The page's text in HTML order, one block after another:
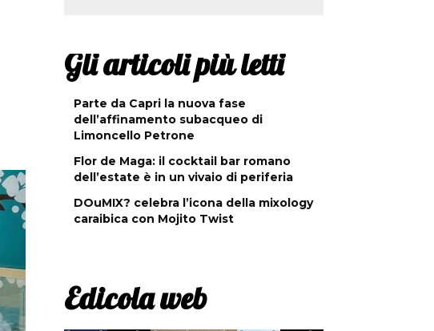
Gli articoli più letti
Parte da Capri la nuova fase
dell’affinamento subacqueo di
Limoncello Petrone
Flor de Maga: il cocktail bar romano
dell’estate è in un vivaio di periferia
DOuMIX? celebra l’icona della mixology
caraibica con Mojito Twist
Edicola web